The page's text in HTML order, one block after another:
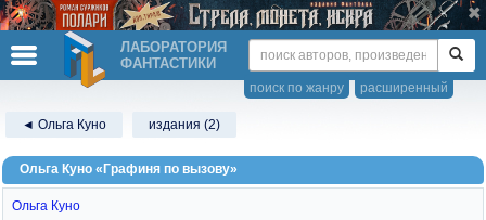
ЛАБОРАТОРИЯ
ФАНТАСТИКИ
расширенный
поиск по жанру
◄ Ольга Куно издания (2)
Ольга Куно «Графиня по вызову»
Ольга Куно